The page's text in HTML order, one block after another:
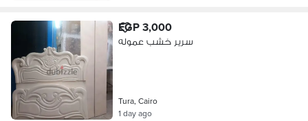
EGP 3,000
سرير خشب عموله
Tura, Cairo
1 day ago